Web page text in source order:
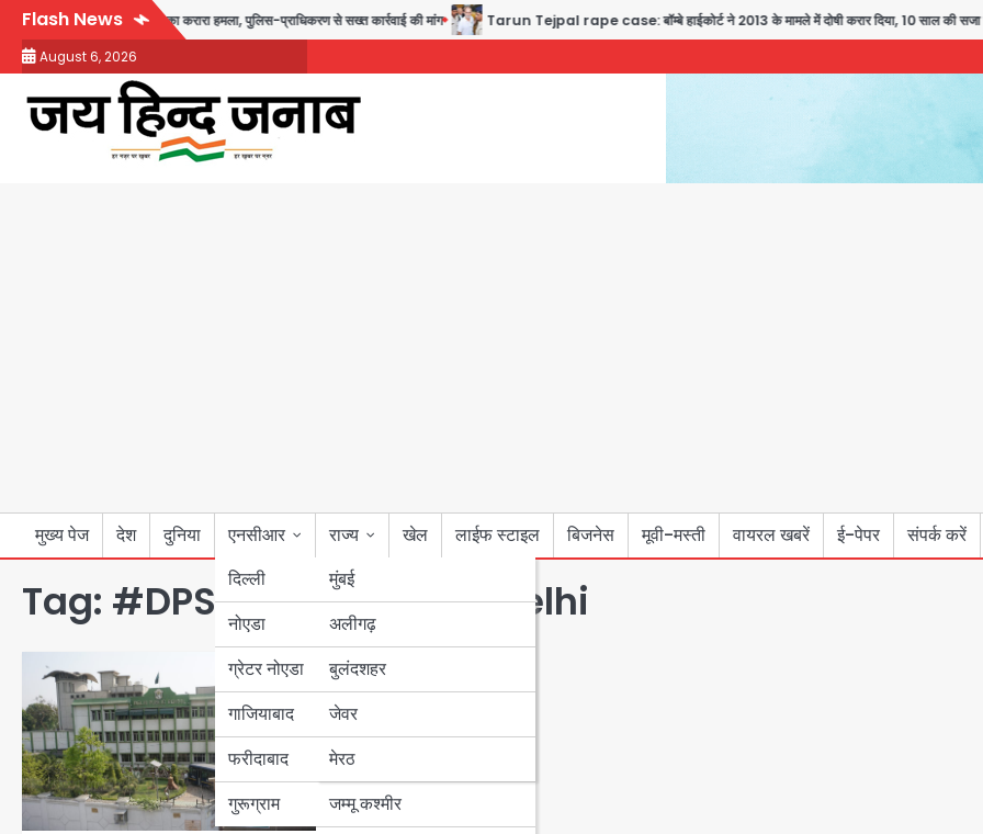
Skip
content
Flash News
अध्यक्ष दिव्य कृष्णात्रेय का करारा हमला, पुलिस-प्राधिकरण से सख्त कार्रवाई की मांग Tarun Tejpal rape case: बॉम्बे हाईकोर्ट ने 2013 के मामले में दोषी करार दिया, 10 साल की सजा
August 6, 2026
मुख्य पेज देश दुनिया
एनसीआर
दिल्ली
नोएडा
ग्रेटर नोएडा
गाजियाबाद
फरीदाबाद
गुरूग्राम
राज्य
मुंबई
उत्तर प्रदेश
अलीगढ़
बुलंदशहर
जेवर
मेरठ
बिहार
पंजाब
हरियाणा
जम्मू कश्मीर
खेल लाईफ स्टाइल बिजनेस मूवी-मस्ती वायरल खबरें ई-पेपर संपर्क करें
Tag: #DPS mathura road delhi